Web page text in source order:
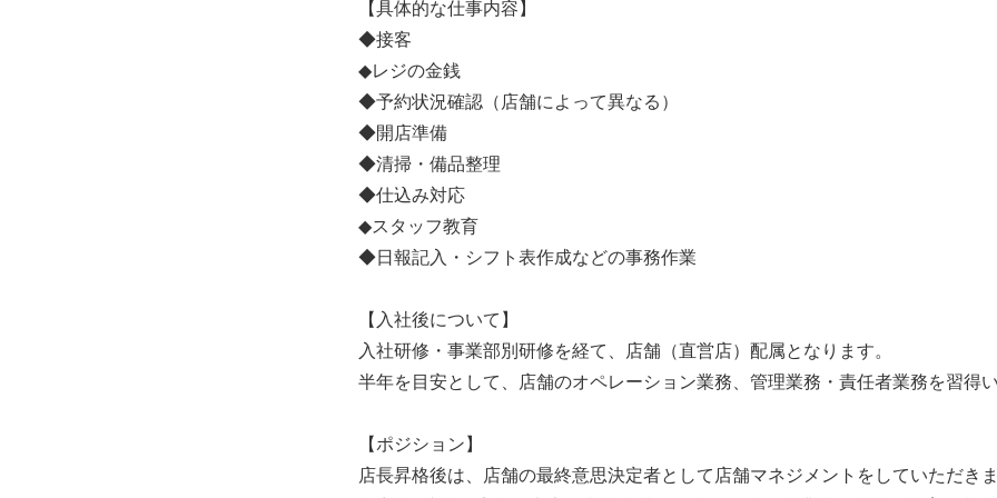
【具体的な仕事内容】
◆接客
◆レジの金銭
◆予約状況確認（店舗によって異なる）
◆開店準備
◆清掃・備品整理
◆仕込み対応
◆スタッフ教育
◆日報記入・シフト表作成などの事務作業
【入社後について】
入社研修・事業部別研修を経て、店舗（直営店）配属となります。
半年を目安として、店舗のオペレーション業務、管理業務・責任者業務を習得い
【ポジション】
店長昇格後は、店舗の最終意思決定者として店舗マネジメントをしていただきま